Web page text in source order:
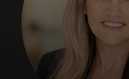
Новости и тренды